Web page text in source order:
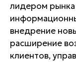
лидером рынка
внедрение
расширение
клиентов,